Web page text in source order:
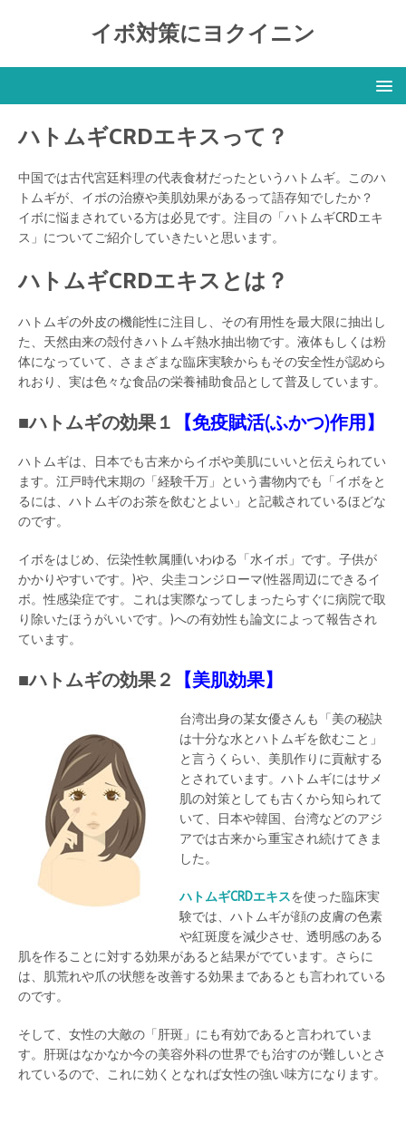
イボ対策にヨクイニン
ハトムギCRDエキスって？
中国では古代宮廷料理の代表食材だったというハトムギ。このハ
トムギが、イボの治療や美肌効果があるって語存知でしたか？
イボに悩まされている方は必見です。注目の「ハトムギCRDエキ
ス」についてご紹介していきたいと思います。
ハトムギCRDエキスとは？
ハトムギの外皮の機能性に注目し、その有用性を最大限に抽出し
た、天然由来の殻付きハトムギ熱水抽出物です。液体もしくは粉
体になっていて、さまざまな臨床実験からもその安全性が認めら
れおり、実は色々な食品の栄養補助食品として普及しています。
■ハトムギの効果１ 【免疫賦活(ふかつ)作用】
ハトムギは、日本でも古来からイボや美肌にいいと伝えられてい
ます。江戸時代末期の「経験千万」という書物内でも「イボをと
るには、ハトムギのお茶を飲むとよい」と記載されているほどな
のです。
イボをはじめ、伝染性軟属腫(いわゆる「水イボ」です。子供が
かかりやすいです。)や、尖圭コンジローマ(性器周辺にできるイ
ボ。性感染症です。これは実際なってしまったらすぐに病院で取
り除いたほうがいいです。)への有効性も論文によって報告され
ています。
■ハトムギの効果２ 【美肌効果】
台湾出身の某女優さんも「美の秘訣
は十分な水とハトムギを飲むこと」
と言うくらい、美肌作りに貢献する
とされています。ハトムギにはサメ
肌の対策としても古くから知られて
いて、日本や韓国、台湾などのアジ
アでは古来から重宝され続けてきま
した。
ハトムギCRDエキスを使った臨床実
験では、ハトムギが顔の皮膚の色素
や紅斑度を減少させ、透明感のある
肌を作ることに対する効果があると結果がでています。さらに
は、肌荒れや爪の状態を改善する効果まであるとも言われている
のです。
そして、女性の大敵の「肝斑」にも有効であると言われていま
す。肝斑はなかなか今の美容外科の世界でも治すのが難しいとさ
れているので、これに効くとなれば女性の強い味方になります。